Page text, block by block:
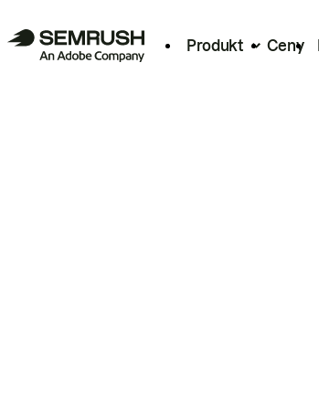
Produkt Ceny